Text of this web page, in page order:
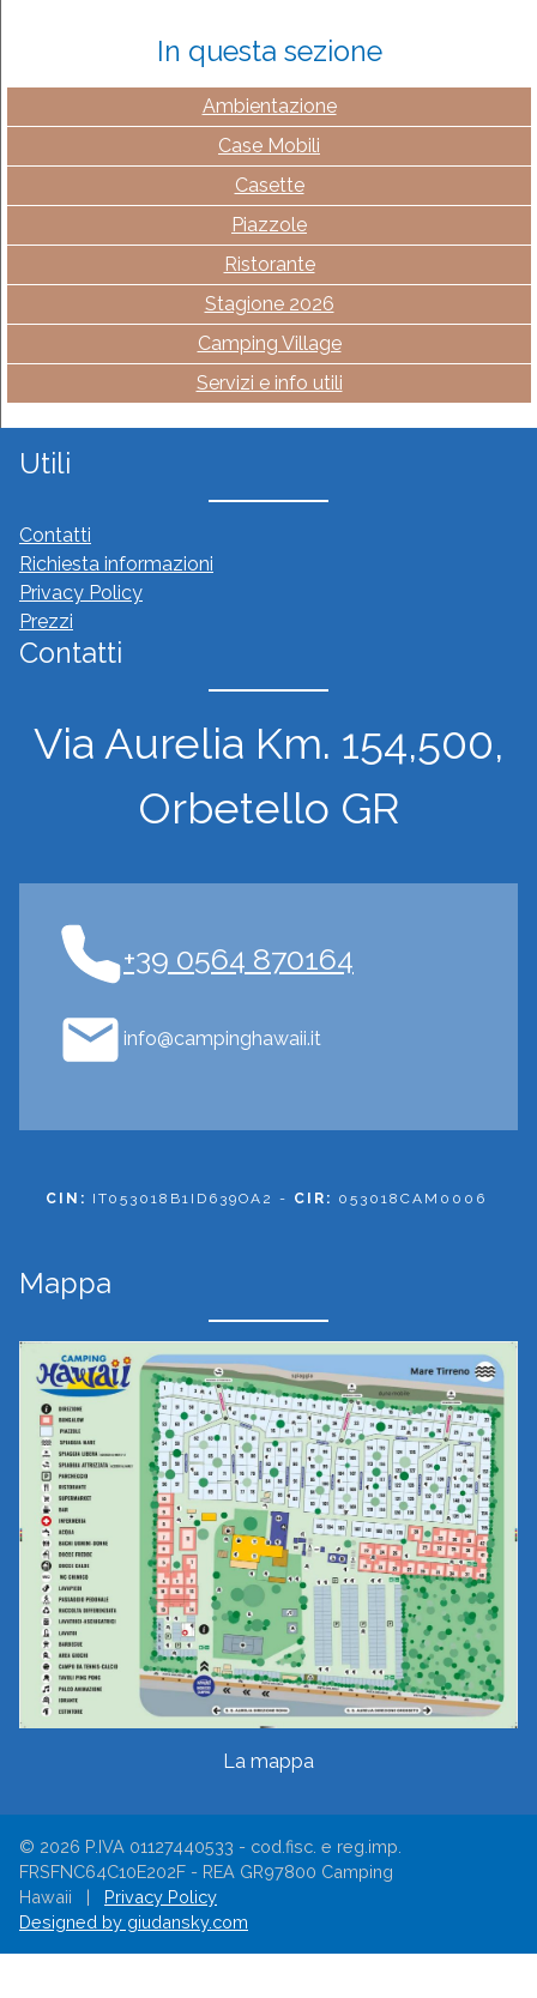
In questa sezione
Ambientazione
Case Mobili
Casette
Piazzole
Ristorante
Stagione 2026
Camping Village
Servizi e info utili
Utili
Contatti
Richiesta informazioni
Privacy Policy
Prezzi
Contatti
Via Aurelia Km. 154,500,
Orbetello GR
+39 0564 870164
info@campinghawaii.it
CIN: IT053018B1ID639OA2 - CIR: 053018CAM0006
Mappa
La mappa
© 2026 P.IVA 01127440533 - cod.fisc. e reg.imp.
FRSFNC64C10E202F - REA GR97800 Camping
Hawaii | Privacy Policy
Designed by giudansky.com